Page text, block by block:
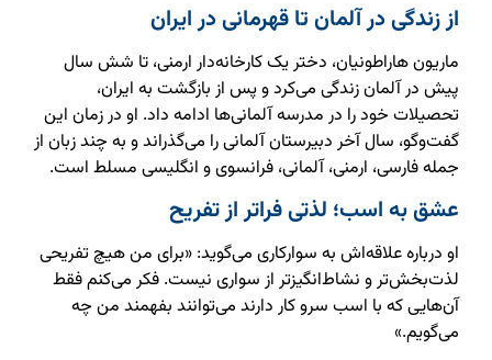
از زندگی در آلمان تا قهرمانی در ایران
ماریون هاراطونیان، دختر یک کارخانه‌دار ارمنی، تا شش سال
پیش در آلمان زندگی می‌کرد و پس از بازگشت به ایران،
تحصیلات خود را در مدرسه آلمانی‌ها ادامه داد. او در زمان این
گفت‌وگو، سال آخر دبیرستان آلمانی را می‌گذراند و به چند زبان از
جمله فارسی، ارمنی، آلمانی، فرانسوی و انگلیسی مسلط است.
عشق به اسب؛ لذتی فراتر از تفریح
او درباره علاقه‌اش به سوارکاری می‌گوید: «برای من هیچ تفریحی
لذت‌بخش‌تر و نشاط‌انگیزتر از سواری نیست. فکر می‌کنم فقط
آن‌هایی که با اسب سرو کار دارند می‌توانند بفهمند من چه
می‌گویم.»